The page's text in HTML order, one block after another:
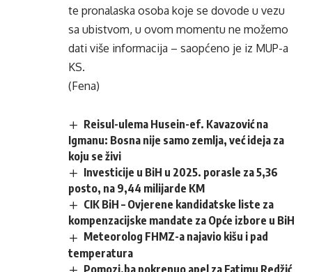
te pronalaska osoba koje se dovode u vezu
sa ubistvom, u ovom momentu ne možemo
dati više informacija – saopćeno je iz MUP-a
KS.
(Fena)
Reisul-ulema Husein-ef. Kavazović na
Igmanu: Bosna nije samo zemlja, već ideja za
koju se živi
Investicije u BiH u 2025. porasle za 5,36
posto, na 9,44 milijarde KM
CIK BiH – Ovjerene kandidatske liste za
kompenzacijske mandate za Opće izbore u BiH
Meteorolog FHMZ-a najavio kišu i pad
temperatura
Pomozi.ba pokrenuo apel za Fatimu Redžić